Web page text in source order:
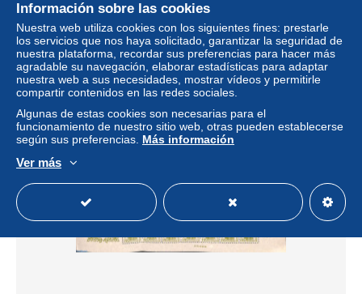
Japan 1947 Kyoto philatelic exposition s/s (issued without
gu, Mint NH
± 34,68 US$
Estatus
Información sobre las cookies
Nuestra web utiliza cookies con los siguientes fines: prestarle
los servicios que nos haya solicitado, garantizar la seguridad de
nuestra plataforma, recordar sus preferencias para hacer más
agradable su navegación, elaborar estadísticas para adaptar
nuestra web a sus necesidades, mostrar vídeos y permitirle
compartir contenidos en las redes sociales.
Algunas de estas cookies son necesarias para el
funcionamiento de nuestro sitio web, otras pueden establecerse
según sus preferencias. Más información
Ver más